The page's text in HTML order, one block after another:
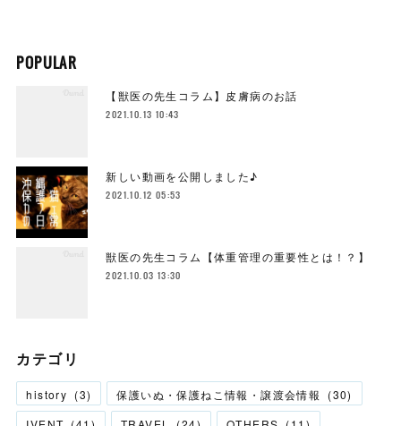
POPULAR
【獣医の先生コラム】皮膚病のお話
2021.10.13 10:43
新しい動画を公開しました♪
2021.10.12 05:53
獣医の先生コラム【体重管理の重要性とは！？】
2021.10.03 13:30
カテゴリ
history (3) 保護いぬ・保護ねこ情報・譲渡会情報 (30)